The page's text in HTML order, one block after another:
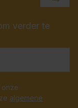
verder te
algemene